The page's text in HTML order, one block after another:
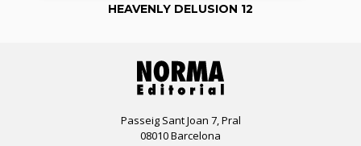
HEAVENLY DELUSION 12
Passeig Sant Joan 7, Pral
08010 Barcelona